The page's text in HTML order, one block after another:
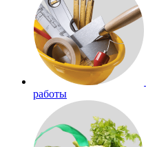
работы